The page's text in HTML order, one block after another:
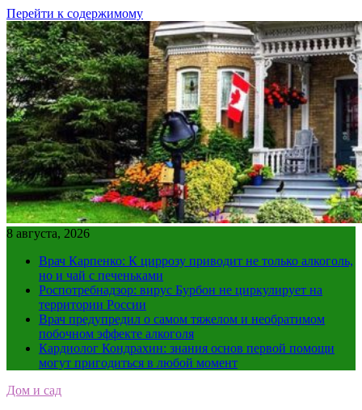
Перейти к содержимому
8 августа, 2026
Врач Карпенко: К циррозу приводит не только алкоголь,
но и чай с печеньками
Роспотребнадзор: вирус Бурбон не циркулирует на
территории России
Врач предупредил о самом тяжелом и необратимом
побочном эффекте алкоголя
Кардиолог Кондрахин: знания основ первой помощи
могут пригодиться в любой момент
Дом и сад